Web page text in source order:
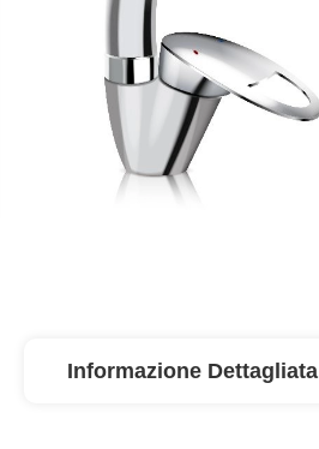
Informazione Dettagliata